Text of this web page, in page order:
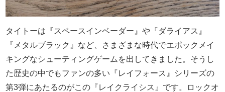
タイトーは『スペースインベーダー』や『ダライアス』
『メタルブラック』など、さまざまな時代でエポックメイ
キングなシューティングゲームを出してきました。そうし
た歴史の中でもファンの多い『レイフォース』シリーズの
第3弾にあたるのがこの『レイクライシス』です。ロックオ